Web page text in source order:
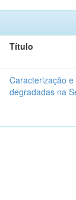
Título
Caracterização
degradadas na